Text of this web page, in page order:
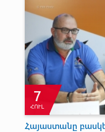
7
ՀՈՒԼ
Հայաստանը